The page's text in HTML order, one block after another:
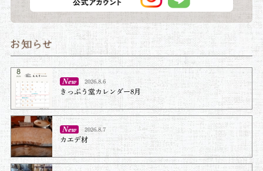
2026.8.6
きっぷう堂カレンダー8月
2026.8.7
カエデ材